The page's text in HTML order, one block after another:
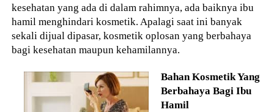
kesehatan yang ada di dalam rahimnya, ada baiknya ibu
hamil menghindari kosmetik. Apalagi saat ini banyak
sekali dijual dipasar, kosmetik oplosan yang berbahaya
bagi kesehatan maupun kehamilannya.
Bahan Kosmetik Yang
Berbahaya Bagi Ibu
Hamil